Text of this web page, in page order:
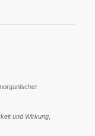
und Wirkung,